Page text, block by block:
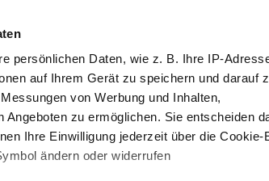
persönlichen Daten, wie z. B. Ihre IP-
auf Ihrem Gerät zu speichern und darauf
von Werbung und Inhalten,
zu ermöglichen. Sie entscheiden
Ihre Einwilligung jederzeit über die Cookie-
ändern oder widerrufen
- Psychologie-
-So sucht man auf